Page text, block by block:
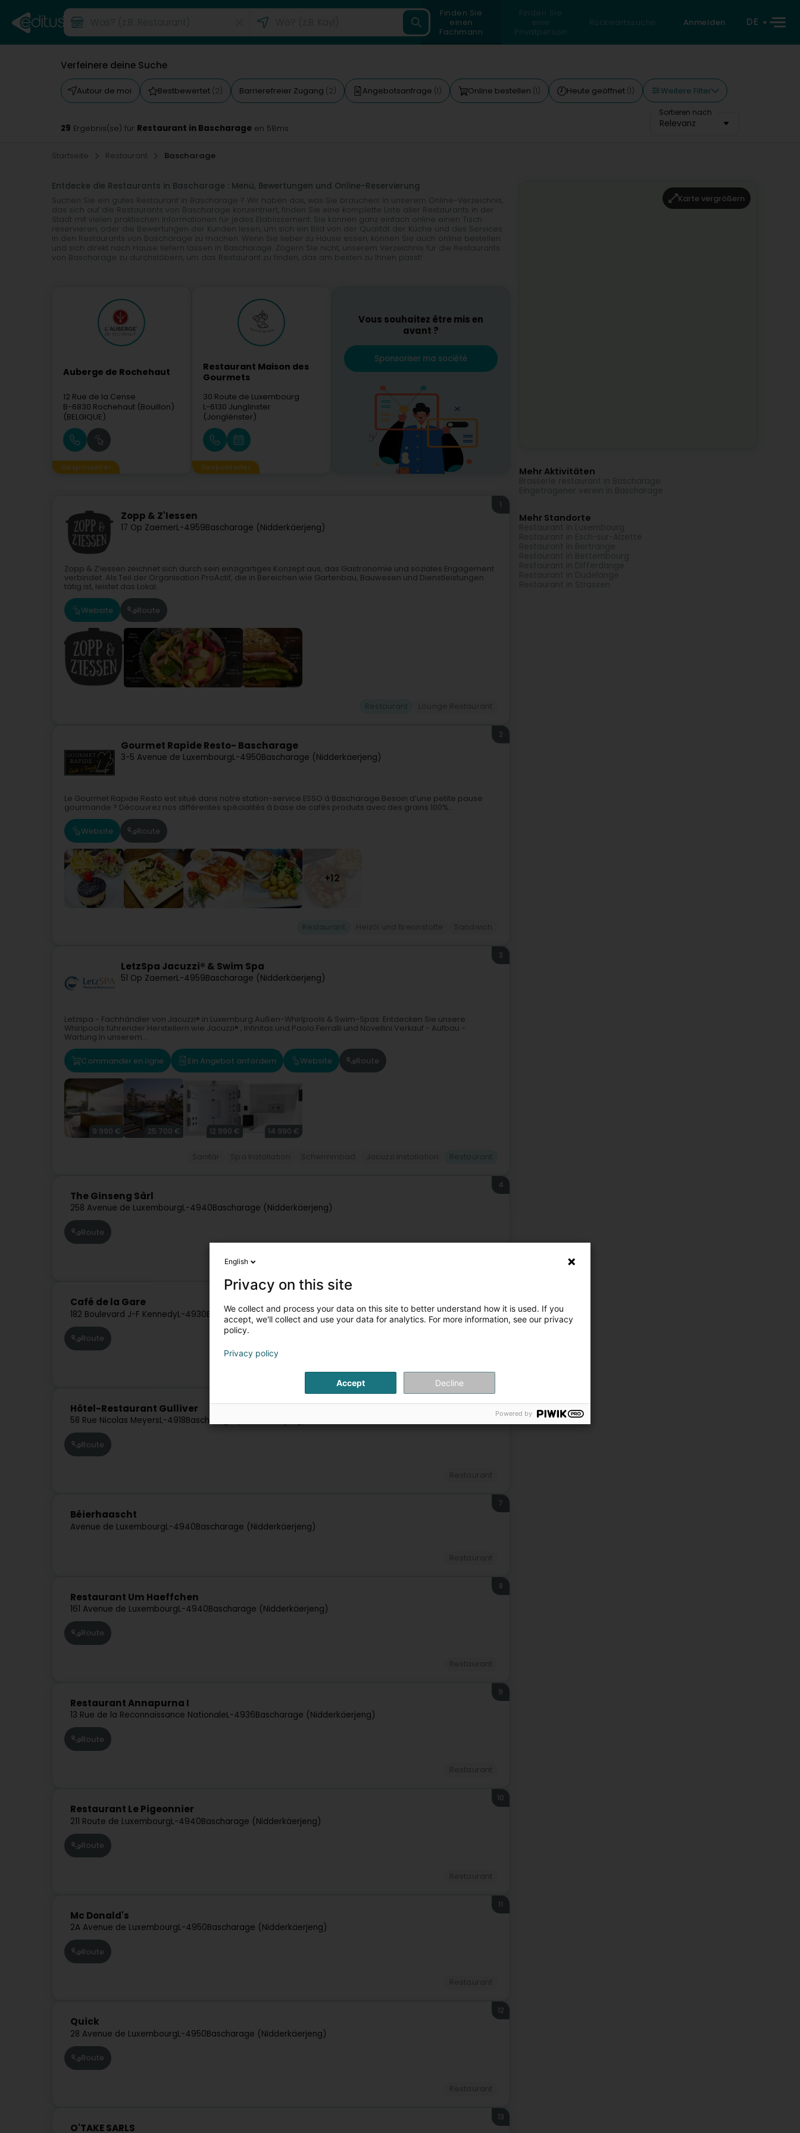
Finden Sie
einen
Fachmann
Finden Sie
eine
Privatperson
Rückwärtssuche Anmelden DE
Verfeinere deine Suche
Autour de moi Bestbewertet (2) Barrierefreier Zugang (2) Angebotsanfrage (1) Online bestellen (1) Heute geöffnet (1) Weitere Filter
Sortieren nach
Relevanz
29 Ergebnis(se) für Restaurant in Bascharage en 58ms
Startseite Restaurant Bascharage
Entdecke die Restaurants in Bascharage : Menü, Bewertungen und Online-Reservierung
Suchen Sie ein gutes Restaurant in Bascharage ? Wir haben das, was Sie brauchen! In unserem Online-Verzeichnis,
das sich auf die Restaurants von Bascharage konzentriert, finden Sie eine komplette Liste aller Restaurants in der
Stadt mit vielen praktischen Informationen für jedes Etablissement. Sie können ganz einfach online einen Tisch
reservieren, oder die Bewertungen der Kunden lesen, um sich ein Bild von der Qualität der Küche und des Services
in den Restaurants von Bascharage zu machen. Wenn Sie lieber zu Hause essen, können Sie auch online bestellen
und sich direkt nach Hause liefern lassen in Bascharage. Zögern Sie nicht, unserem Verzeichnis für die Restaurants
von Bascharage zu durchstöbern, um das Restaurant zu finden, das am besten zu Ihnen passt!
Auberge de Rochehaut
12 Rue de la Cense
B-6830 Rochehaut (Bouillon)
(BELGIQUE)
Gesponserter
Restaurant Maison des
Gourmets
30 Route de Luxembourg
L-6130 Junglinster
(Jonglënster)
Gesponserter
Vous souhaitez être mis en
avant ?
Sponsoriser ma société
Zopp & Z'Iessen
17 Op ZaemerL-4959Bascharage (Nidderkäerjeng)
1
Zopp & Z’iessen zeichnet sich durch sein einzigartiges Konzept aus, das Gastronomie und soziales Engagement
verbindet. Als Teil der Organisation ProActif, die in Bereichen wie Gartenbau, Bauwesen und Dienstleistungen
tätig ist, leistet das Lokal...
Website Route
Gourmet Rapide Resto- Bascharage
3-5 Avenue de LuxembourgL-4950Bascharage (Nidderkäerjeng)
2
Le Gourmet Rapide Resto est situé dans notre station-service ESSO à Bascharage.Besoin d’une petite pause
gourmande ? Découvrez nos différentes spécialités à base de cafés produits avec des grains 100%...
Website Route
+12
LetzSpa Jacuzzi® & Swim Spa
51 Op ZaemerL-4959Bascharage (Nidderkäerjeng)
3
Letzspa - Fachhändler von Jacuzzi® in Luxemburg.Außen-Whirlpools & Swim-Spas. Entdecken Sie unsere
Whirlpools führender Herstellern wie Jacuzzi® , Infinitas und Paolo Ferralli und Novellini.Verkauf - Aufbau -
Wartung.In unserem...
Commander en ligne Ein Angebot anfordern Website Route
9 990 € 25 700 € 12 990 € 14 990 €
The Ginseng Sàrl
258 Avenue de LuxembourgL-4940Bascharage (Nidderkäerjeng)
4
Route
Café de la Gare
182 Boulevard J-F KennedyL-4930Bascharage (Nidderkäerjeng)
Route
Hôtel-Restaurant Gulliver
58 Rue Nicolas MeyersL-4918Bascharage (Nidderkäerjeng)
Route
Béierhaascht
Avenue de LuxembourgL-4940Bascharage (Nidderkäerjeng)
7
Restaurant Um Haeffchen
161 Avenue de LuxembourgL-4940Bascharage (Nidderkäerjeng)
8
Route
Restaurant Annapurna I
13 Rue de la Reconnaissance NationaleL-4936Bascharage (Nidderkäerjeng)
9
Route
Restaurant Le Pigeonnier
211 Route de LuxembourgL-4940Bascharage (Nidderkäerjeng)
10
Route
Mc Donald's
2A Avenue de LuxembourgL-4950Bascharage (Nidderkäerjeng)
11
Route
Quick
28 Avenue de LuxembourgL-4950Bascharage (Nidderkäerjeng)
12
Route
O'TAKE SARLS
13
Karte vergrößern
Mehr Aktivitäten
Mehr Standorte
English
Privacy on this site
We collect and process your data on this site to better understand how it is used. If you
accept, we'll collect and use your data for analytics. For more information, see our privacy
policy.
Privacy policy
Accept Decline
Powered by